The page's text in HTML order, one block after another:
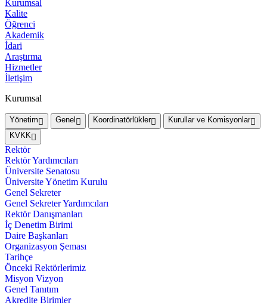
Kurumsal
Kalite
Öğrenci
Akademik
İdari
Araştırma
Hizmetler
İletişim
Kurumsal
Yönetim Genel Koordinatörlükler
Kurullar ve Komisyonlar
KVKK
Rektör
Rektör Yardımcıları
Üniversite Senatosu
Üniversite Yönetim Kurulu
Genel Sekreter
Genel Sekreter Yardımcıları
Rektör Danışmanları
İç Denetim Birimi
Daire Başkanları
Organizasyon Şeması
Tarihçe
Önceki Rektörlerimiz
Misyon Vizyon
Genel Tanıtım
Akredite Birimler